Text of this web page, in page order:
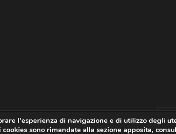
l'esperienza di navigazione e di utilizzo degli
sono rimandate alla sezione apposita,